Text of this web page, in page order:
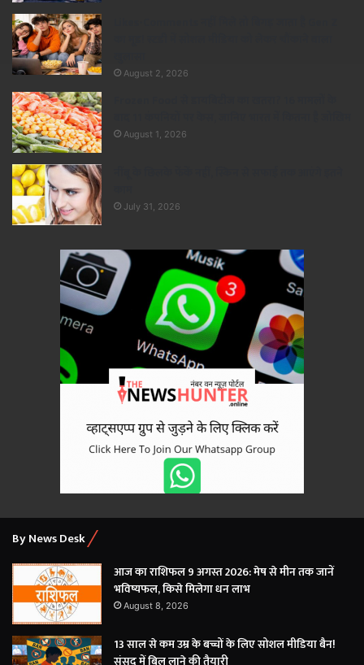
August 2, 2026
August 1, 2026
July 31, 2026
By News Desk
आज का राशिफल 9 अगस्त 2026: मेष से मीन तक जानें
भविष्यफल, किसे मिलेगा धन लाभ
August 8, 2026
13 साल से कम उम्र के बच्चों के लिए सोशल मीडिया बैन!